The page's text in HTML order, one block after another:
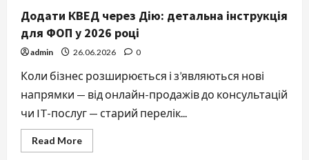
Додати КВЕД через Дію: детальна інструкція
для ФОП у 2026 році
admin 26.06.2026 0
Коли бізнес розширюється і з’являються нові
напрямки — від онлайн-продажів до консультацій
чи IT-послуг — старий перелік...
Read MoreRead
more